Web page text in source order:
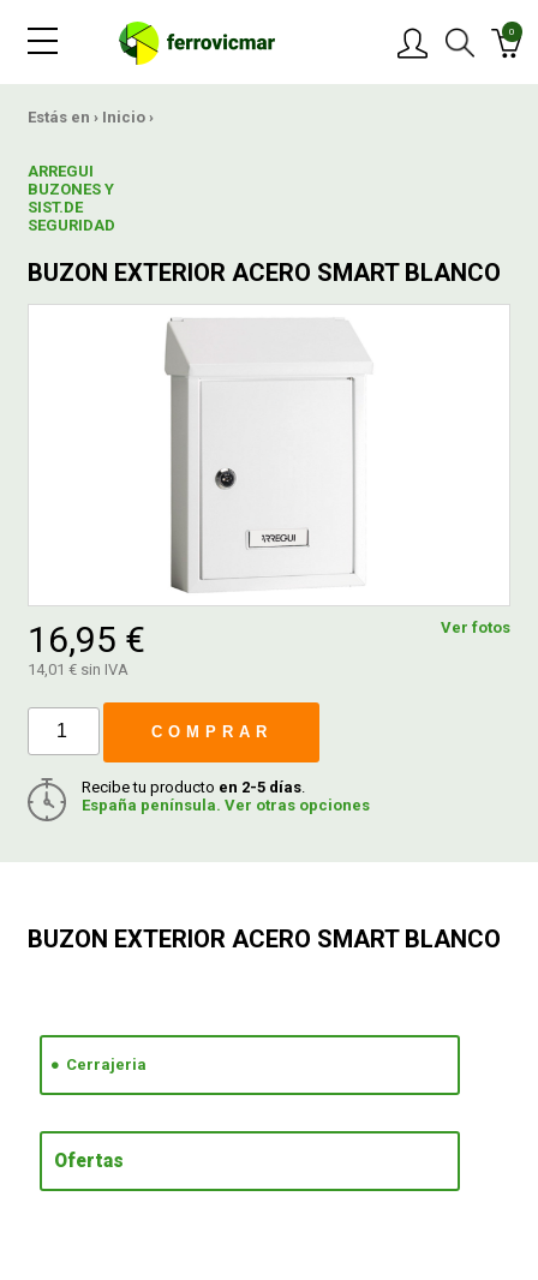
0
Estás en › Inicio ›
ARREGUI
BUZONES Y
SIST.DE
SEGURIDAD
BUZON EXTERIOR ACERO SMART BLANCO
Ver fotos
16,95 €
14,01 € sin IVA
COMPRAR
Recibe tu producto en 2-5 días.
España península. Ver otras opciones
BUZON EXTERIOR ACERO SMART BLANCO
Cerrajeria
Ofertas
OFERTAS
NOVEDADES
CONTACTAR
FERROVICMAR
DESPIECE
CONDICIONES